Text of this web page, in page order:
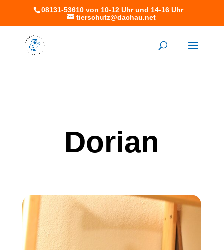
08131-53610 von 10-12 Uhr und 14-16 Uhr
tierschutz@dachau.net
Dorian